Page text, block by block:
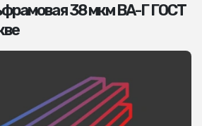
38 мкм ВА-Г ГОСТ